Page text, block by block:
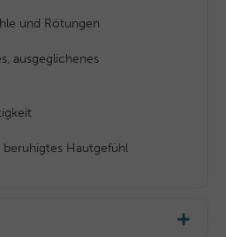
und Rötungen
ausgeglichenes
Hautgefühl